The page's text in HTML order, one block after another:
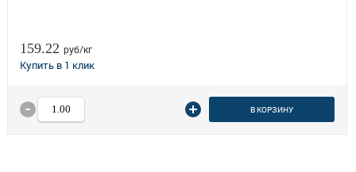
159.22 руб/кг
В КОРЗИНУ